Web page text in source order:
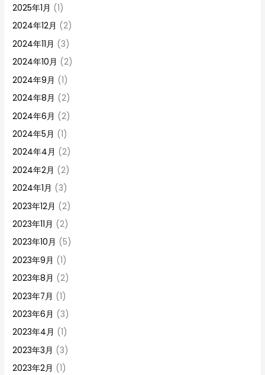
2025年1月 (1)
2024年12月 (2)
2024年11月 (3)
2024年10月 (2)
2024年9月 (1)
2024年8月 (2)
2024年6月 (2)
2024年5月 (1)
2024年4月 (2)
2024年2月 (2)
2024年1月 (3)
2023年12月 (2)
2023年11月 (2)
2023年10月 (5)
2023年9月 (1)
2023年8月 (2)
2023年7月 (1)
2023年6月 (3)
2023年4月 (1)
2023年3月 (3)
2023年2月 (1)